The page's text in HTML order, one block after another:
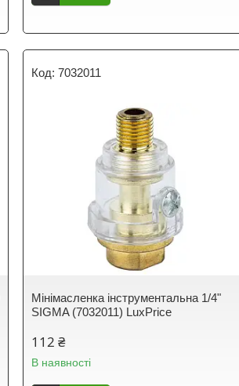
7032011
Мінімасленка інструментальна 1/4"
SIGMA (7032011) LuxPrice
112 ₴
В наявності